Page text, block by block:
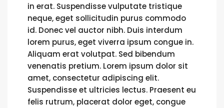
in erat. Suspendisse vulputate tristique
neque, eget sollicitudin purus commodo
id. Donec vel auctor nibh. Duis interdum
lorem purus, eget viverra ipsum congue in.
Aliquam erat volutpat. Sed bibendum
venenatis pretium. Lorem ipsum dolor sit
amet, consectetur adipiscing elit.
Suspendisse et ultricies lectus. Praesent eu
felis rutrum, placerat dolor eget, congue